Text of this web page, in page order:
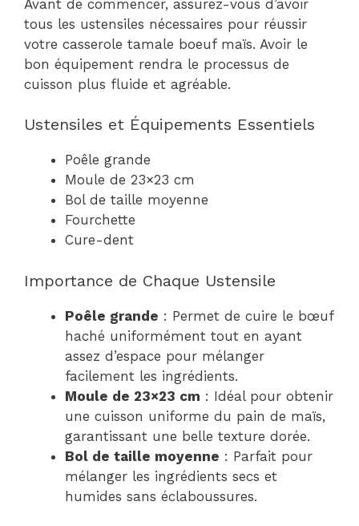
Avant de commencer, assurez-vous d’avoir
tous les ustensiles nécessaires pour réussir
votre casserole tamale boeuf maïs. Avoir le
bon équipement rendra le processus de
cuisson plus fluide et agréable.
Ustensiles et Équipements Essentiels
Poêle grande
Moule de 23×23 cm
Bol de taille moyenne
Fourchette
Cure-dent
Importance de Chaque Ustensile
Poêle grande : Permet de cuire le bœuf
haché uniformément tout en ayant
assez d’espace pour mélanger
facilement les ingrédients.
Moule de 23×23 cm : Idéal pour obtenir
une cuisson uniforme du pain de maïs,
garantissant une belle texture dorée.
Bol de taille moyenne : Parfait pour
mélanger les ingrédients secs et
humides sans éclaboussures.